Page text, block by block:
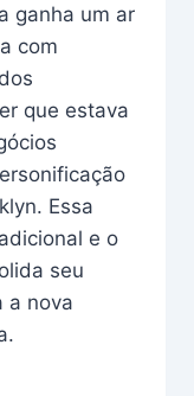
ganha um ar
com
que estava
Essa
e o
seu
a nova